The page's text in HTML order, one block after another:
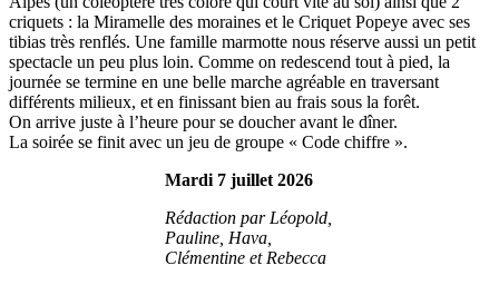
criquets : la Miramelle des moraines et le Criquet Popeye avec ses
tibias très renflés. Une famille marmotte nous réserve aussi un petit
spectacle un peu plus loin. Comme on redescend tout à pied, la
journée se termine en une belle marche agréable en traversant
différents milieux, et en finissant bien au frais sous la forêt.
On arrive juste à l’heure pour se doucher avant le dîner.
La soirée se finit avec un jeu de groupe « Code chiffre ».
Mardi 7 juillet 2026
Rédaction par Léopold,
Pauline, Hava,
Clémentine et Rebecca